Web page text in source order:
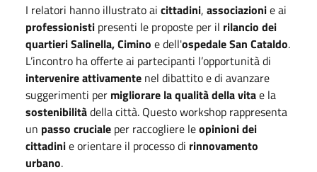
I relatori hanno illustrato ai cittadini, associazionie ai
professionisti presenti le proposte per il rilancio dei
quartieri Salinella, Cimino e dell'ospedale San Cataldo.
L’incontro ha offerte ai partecipanti l’opportunità di
intervenire attivamente nel dibattito e di avanzare
suggerimenti per migliorare la qualità della vitae la
sostenibilitàdella città. Questo workshop rappresenta
un passo cruciale per raccogliere leopinioni dei
cittadinie orientare il processo di rinnovamento
urbano.